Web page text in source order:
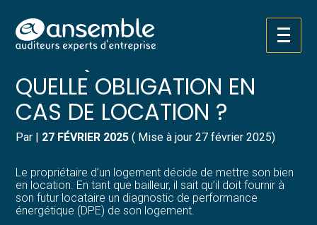
Aller
au
Créer et reprendre une activité
Gérer votre quotidien
Piloter votre entreprise
Développer votre entreprise
Construire votre patrimoine
Structurer votre croissance
Pilotez votre gestion
Suivre votre comptabilité
Gérer vos ressources humaines
Dématérialiser vos documents
DPE : QUEL DÉLAI POUR
QUELLE OBLIGATION EN
CAS DE LOCATION ?
Par | 27 FÉVRIER 2025 ( Mise à jour 27 février 2025)
Le propriétaire d’un logement décide de mettre son bien
en location. En tant que bailleur, il sait qu’il doit fournir à
son futur locataire un diagnostic de performance
énergétique (DPE) de son logement.